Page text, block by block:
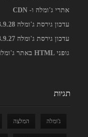
אתרי ג'ומלה ו- CDN
עדכון גירסת ג'ומלה 3.9.28
עדכון גירסת ג'ומלה 3.9.27
גופני HTML באתר ג'ומלה
תגיות
ג'ומלה המלצה